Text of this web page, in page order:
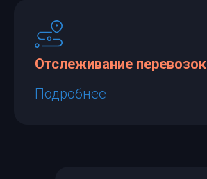
Отслеживание перевозок
Подробнее